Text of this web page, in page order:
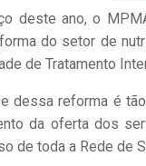
deste ano, o
do setor de
de Tratamento
dessa reforma é
da oferta dos
de toda a Rede de